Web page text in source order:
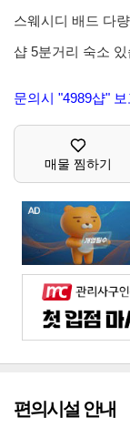
스웨시디 배드 다
샵 5분거리 숙소
문의시 "4989샵"
매물 찜하기
편의시설 안내